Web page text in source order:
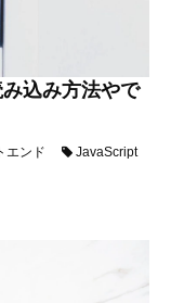
込み方法やで
エンド JavaScript